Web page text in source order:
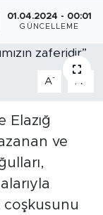
01.04.2024 - 00:01
GÜNCELLEME
A- A
Elazığ
ve